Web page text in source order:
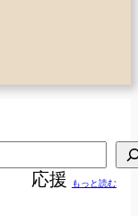
応援 もっと読む